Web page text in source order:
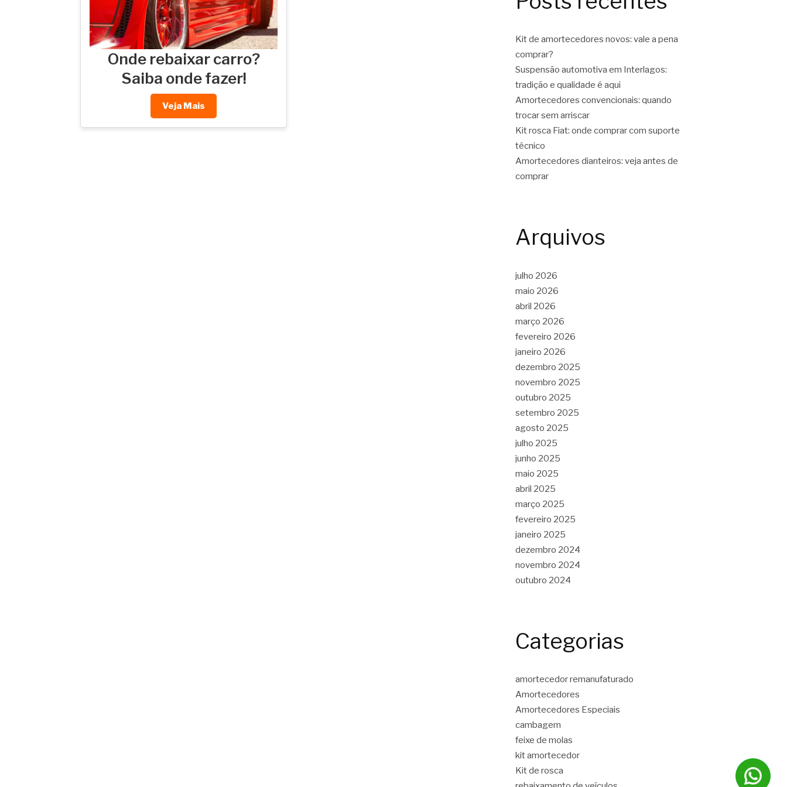
Onde rebaixar carro?
Saiba onde fazer!
Veja Mais
Kit de amortecedores novos: vale a pena
comprar?
Suspensão automotiva em Interlagos:
tradição e qualidade é aqui
Amortecedores convencionais: quando
trocar sem arriscar
Kit rosca Fiat: onde comprar com suporte
técnico
Amortecedores dianteiros: veja antes de
comprar
Arquivos
julho 2026
maio 2026
abril 2026
março 2026
fevereiro 2026
janeiro 2026
dezembro 2025
novembro 2025
outubro 2025
setembro 2025
agosto 2025
julho 2025
junho 2025
maio 2025
abril 2025
março 2025
fevereiro 2025
janeiro 2025
dezembro 2024
novembro 2024
outubro 2024
Categorias
amortecedor remanufaturado
Amortecedores
Amortecedores Especiais
cambagem
feixe de molas
kit amortecedor
Kit de rosca